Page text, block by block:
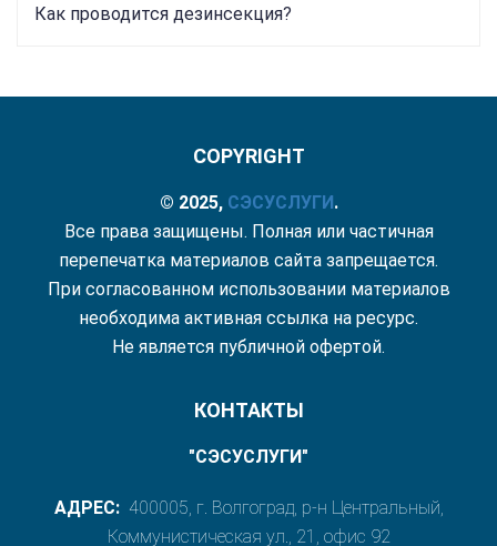
Как проводится дезинсекция?
COPYRIGHT
© 2025, СЭСУСЛУГИ.
Все права защищены. Полная или частичная
перепечатка материалов сайта запрещается.
При согласованном использовании материалов
необходима активная ссылка на ресурс.
Не является публичной офертой.
КОНТАКТЫ
"СЭСУСЛУГИ"
АДРЕС: 400005, г. Волгоград, р-н Центральный,
Коммунистическая ул., 21, офис 92